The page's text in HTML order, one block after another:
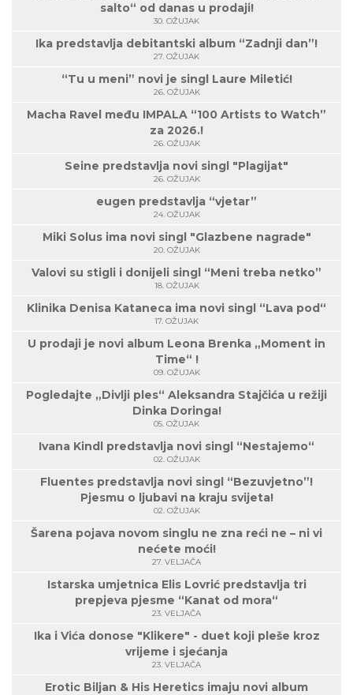
salto“ od danas u prodaji!
30. OŽUJAK
Ika predstavlja debitantski album “Zadnji dan”!
27. OŽUJAK
“Tu u meni” novi je singl Laure Miletić!
26. OŽUJAK
Macha Ravel među IMPALA “100 Artists to Watch”
za 2026.!
26. OŽUJAK
Seine predstavlja novi singl "Plagijat"
26. OŽUJAK
eugen predstavlja “vjetar”
24. OŽUJAK
Miki Solus ima novi singl "Glazbene nagrade"
20. OŽUJAK
Valovi su stigli i donijeli singl “Meni treba netko”
18. OŽUJAK
Klinika Denisa Kataneca ima novi singl “Lava pod“
17. OŽUJAK
U prodaji je novi album Leona Brenka „Moment in
Time“ !
09. OŽUJAK
Pogledajte „Divlji ples“ Aleksandra Stajčića u režiji
Dinka Doringa!
05. OŽUJAK
Ivana Kindl predstavlja novi singl “Nestajemo“
02. OŽUJAK
Fluentes predstavlja novi singl “Bezuvjetno”!
Pjesmu o ljubavi na kraju svijeta!
02. OŽUJAK
Šarena pojava novom singlu ne zna reći ne – ni vi
nećete moći!
27. VELJAČA
Istarska umjetnica Elis Lovrić predstavlja tri
prepjeva pjesme “Kanat od mora“
23. VELJAČA
Ika i Vića donose "Klikere" - duet koji pleše kroz
vrijeme i sjećanja
23. VELJAČA
Erotic Biljan & His Heretics imaju novi album